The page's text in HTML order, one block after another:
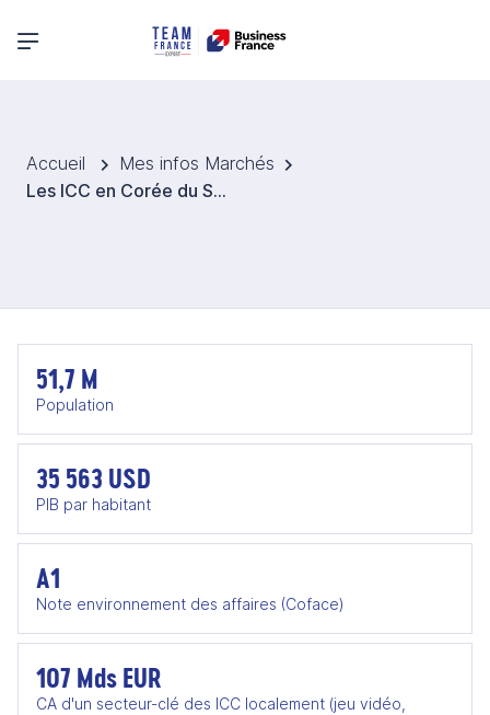
Menu principal
Accueil
Mes infos Marchés
Les ICC en Corée du Sud
51,7 M
Population
35 563 USD
PIB par habitant
A1
Note environnement des affaires (Coface)
107 Mds EUR
CA d'un secteur-clé des ICC localement (jeu vidéo,